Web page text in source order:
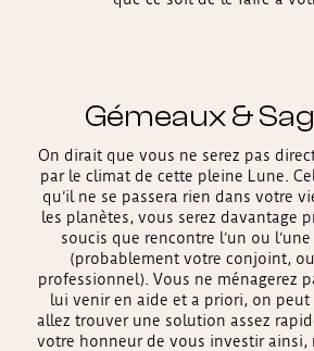
Gémeaux &
On dirait que vous ne serez pas
par le climat de cette pleine Lune.
qu’il ne se passera rien dans votre
les planètes, vous serez davantage
soucis que rencontre l’un ou
(probablement votre conjoint,
professionnel). Vous ne ménagerez
lui venir en aide et a priori, on peut
allez trouver une solution assez
votre honneur de vous investir ainsi,